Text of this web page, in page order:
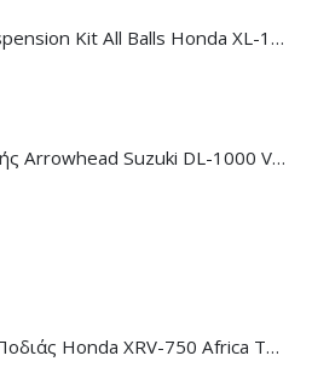
Front Suspension Kit All Balls Honda XL-1000V Varadero
Ανορθωτής Arrowhead Suzuki DL-1000 V'Strom
Λάστιχο Ποδιάς Honda XRV-750 Africa Twin